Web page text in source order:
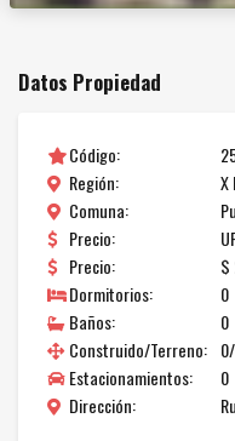
Datos Propiedad
Código:
Región:
X
Comuna:
Precio:
Precio:
$
Dormitorios:
0
Baños:
0
Construido/Terreno:
Estacionamientos:
0
Dirección: